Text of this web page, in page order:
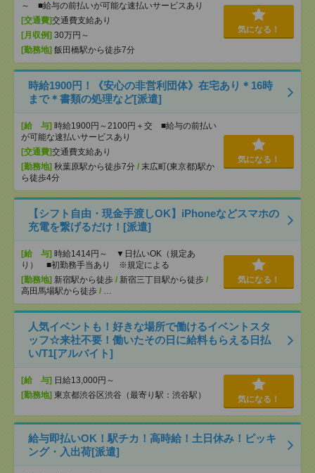
～ ■給与の前払いが可能な速払いサービスあり
[交通費]交通費支給あり
[月収例] 30万円～
[勤務地] 飯田橋駅から徒歩7分
気になる！
時給1900円！《安心の非営利団体》在宅あり＊16時
まで＊書類の処理など[派遣]
[給 与] 時給1900円～2100円＋交 ■給与の前払い
が可能な速払いサービスあり
[交通費]交通費支給あり
[勤務地] 秋葉原駅から徒歩7分 / 末広町(東京都)駅か
ら徒歩4分
気になる！
【シフト自由・現金手渡しOK】iPhoneなどスマホの
充電を繋げるだけ！[派遣]
[給 与] 時給1414円～ ▼日払いOK（規定あ
り） ■初勤務手当あり ※規定による
[勤務地] 新宿駅から徒歩 / 新宿三丁目駅から徒歩 /
高田馬場駅から徒歩 / …
気になる！
人気イベントも！好きな場所で働けるイベントスタ
ッフ☆来社不要！働いたその日に給料もらえる日払
い/T1[アルバイト]
[給 与] 日給13,000円～
[勤務地] 東京都渋谷区渋谷（最寄り駅：渋谷駅） 気になる！
給与即払いOK！駅チカ！高時給！土日休み！ピッキ
ング・入出荷[派遣]